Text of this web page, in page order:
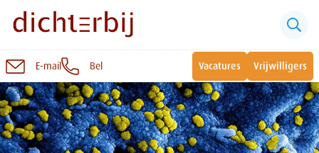
Naar
inhoud
E-mail Bel Vacatures Vrijwilligers
Sluiten
Snel naar: